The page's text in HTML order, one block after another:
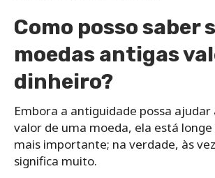
Como posso saber
moedas antigas
dinheiro?
Embora a antiguidade possa
valor de uma moeda, ela está
mais importante; na verdade, às
significa muito.